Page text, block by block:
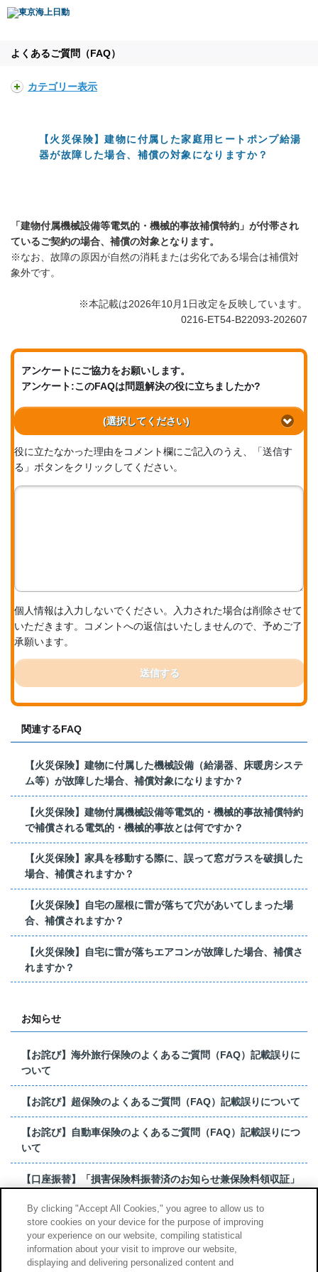
よくあるご質問（FAQ）
カテゴリー表示
【火災保険】建物に付属した家庭用ヒートポンプ給湯
器が故障した場合、補償の対象になりますか？
「建物付属機械設備等電気的・機械的事故補償特約」が付帯され
ているご契約の場合、補償の対象となります。
※なお、故障の原因が自然の消耗または劣化である場合は補償対
象外です。
※本記載は2026年10月1日改定を反映しています。
0216-ET54-B22093-202607
アンケートにご協力をお願いします。
アンケート:このFAQは問題解決の役に立ちましたか?
(選択してください)
役に立たなかった理由をコメント欄にご記入のうえ、「送信す
る」ボタンをクリックしてください。
個人情報は入力しないでください。入力された場合は削除させて
いただきます。コメントへの返信はいたしませんので、予めご了
承願います。
送信する
関連するFAQ
【火災保険】建物に付属した機械設備（給湯器、床暖房システ
ム等）が故障した場合、補償対象になりますか？
【火災保険】建物付属機械設備等電気的・機械的事故補償特約
で補償される電気的・機械的事故とは何ですか？
【火災保険】家具を移動する際に、誤って窓ガラスを破損した
場合、補償されますか？
【火災保険】自宅の屋根に雷が落ちて穴があいてしまった場
合、補償されますか？
【火災保険】自宅に雷が落ちエアコンが故障した場合、補償さ
れますか？
お知らせ
【お詫び】海外旅行保険のよくあるご質問（FAQ）記載誤りに
ついて
【お詫び】超保険のよくあるご質問（FAQ）記載誤りについて
【お詫び】自動車保険のよくあるご質問（FAQ）記載誤りにつ
いて
【口座振替】「損害保険料振替済のお知らせ兼保険料領収証」
【お詫び】超保険のよくあるご質問（FAQ）記載誤りについて
もっと見る
By clicking "Accept All Cookies," you agree to allow us to
store cookies on your device for the purpose of improving
your experience on our website, compiling statistical
information about your visit to improve our website,
displaying and delivering personalized content and